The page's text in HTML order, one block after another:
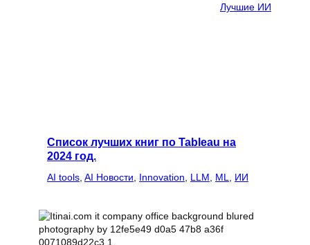
Лучшие ИИ
Список лучших книг по Tableau на
2024 год.
AI tools AI Новости Innovation LLM ML ИИ